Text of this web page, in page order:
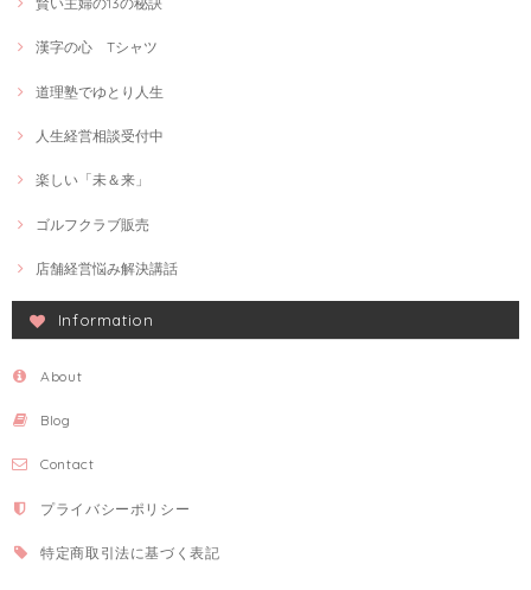
漢字の心 Tシャツ
道理塾でゆとり人生
人生経営相談受付中
楽しい「未＆来」
ゴルフクラブ販売
店舗経営悩み解決講話
Information
About
Blog
Contact
プライバシーポリシー
特定商取引法に基づく表記